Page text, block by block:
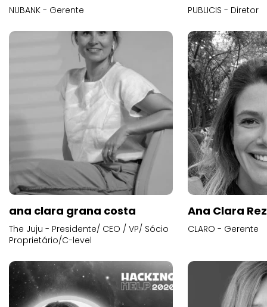
NUBANK - Gerente PUBLICIS - Diretor
ana clara grana costa
The Juju - Presidente/ CEO / VP/ Sócio
Proprietário/C-level
Ana Clara
CLARO - Gerente